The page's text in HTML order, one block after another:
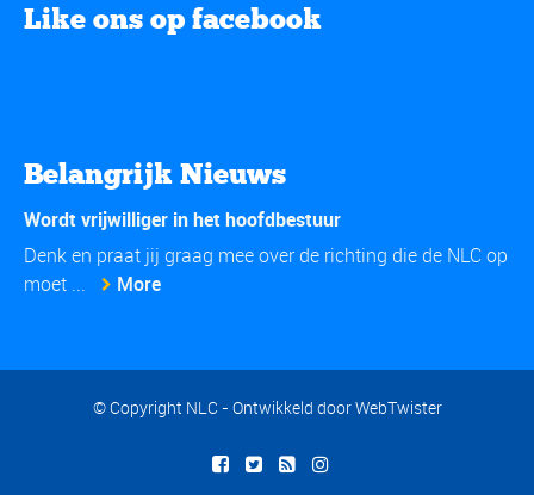
Like ons op facebook
Belangrijk Nieuws
Wordt vrijwilliger in het hoofdbestuur
Denk en praat jij graag mee over de richting die de NLC op
moet ...
More
© Copyright NLC - Ontwikkeld doorWebTwister